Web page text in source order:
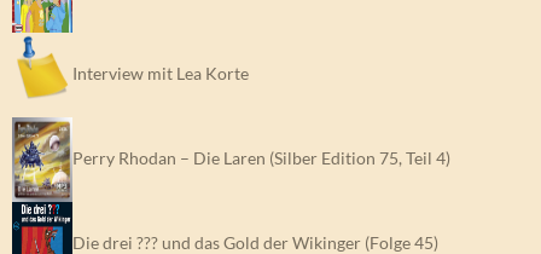
Interview mit Lea Korte
Perry Rhodan – Die Laren (Silber Edition 75, Teil 4)
Die drei ??? und das Gold der Wikinger (Folge 45)